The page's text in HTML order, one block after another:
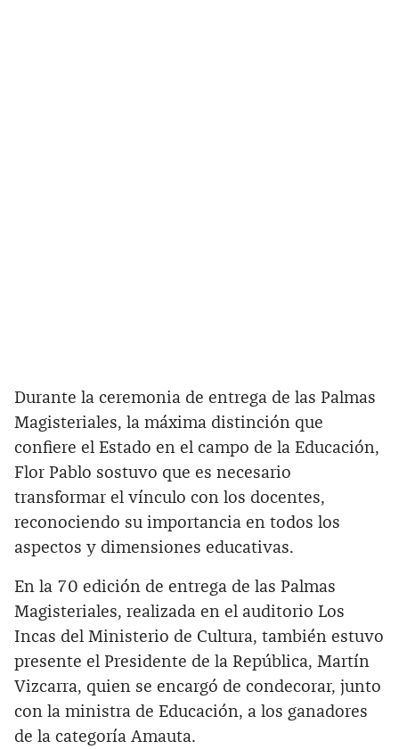
Durante la ceremonia de entrega de las Palmas
Magisteriales, la máxima distinción que
confiere el Estado en el campo de la Educación,
Flor Pablo sostuvo que es necesario
transformar el vínculo con los docentes,
reconociendo su importancia en todos los
aspectos y dimensiones educativas.
En la 70 edición de entrega de las Palmas
Magisteriales, realizada en el auditorio Los
Incas del Ministerio de Cultura, también estuvo
presente el Presidente de la República, Martín
Vizcarra, quien se encargó de condecorar, junto
con la ministra de Educación, a los ganadores
de la categoría Amauta.